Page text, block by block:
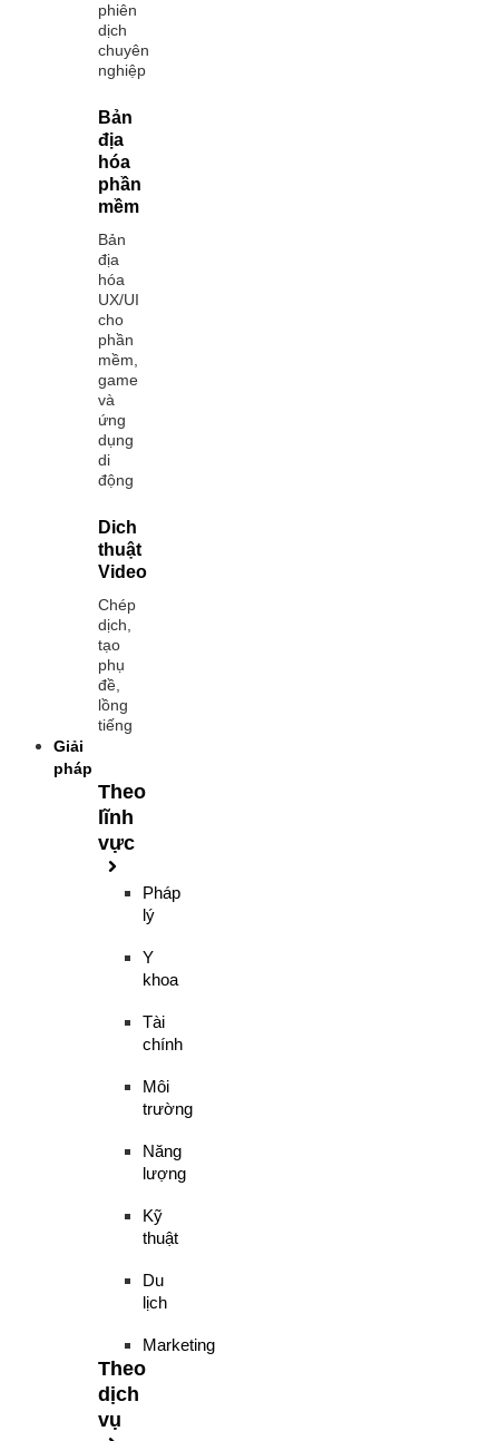
phiên
dịch
chuyên
nghiệp
Bản
địa
hóa
phần
mềm
Bản
địa
hóa
UX/UI
cho
phần
mềm,
game
và
ứng
dụng
di
động
Dich
thuật
Video
Chép
dịch,
tạo
phụ
đề,
lồng
tiếng
Giải
pháp
Theo
lĩnh
vực
Pháp
lý
Y
khoa
Tài
chính
Môi
trường
Năng
lượng
Kỹ
thuật
Du
lịch
Marketing
Theo
dịch
vụ